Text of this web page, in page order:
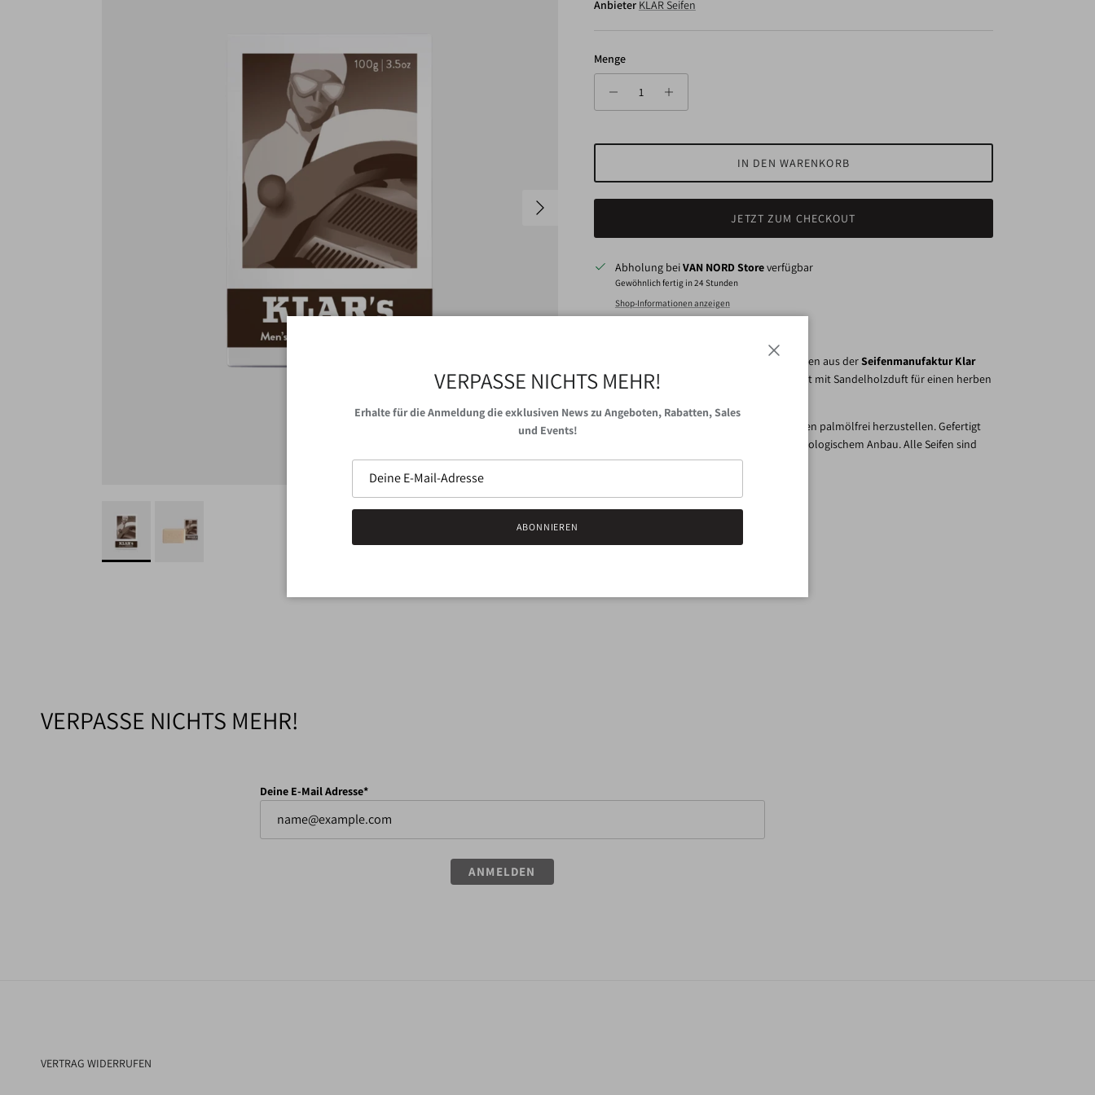
Nächste
Anbieter KLAR Seifen
Menge
IN DEN WARENKORB
JETZT ZUM CHECKOUT
Abholung beiVAN NORD Storeverfügbar
Gewöhnlich fertig in 24 Stunden
Shop-Informationen anzeigen
Eine besondere Seife (nicht nur) für den Herren aus derSeifenmanufaktur Klar
produziert in der Region Heidelberg. Veredelt mit Sandelholzduft für einen herben
Klar Seifen hat sich das Ziel gesetzt, alle Seifen palmölfrei herzustellen. Gefertigt
aus rein pflanzlichen Ölen aus kontrolliert biologischem Anbau. Alle Seifen sind
vegan. Frei von künstlichen Farbstoffen.
100 g Stück
VERPASSE NICHTS MEHR!
Deine E-Mail Adresse*
ANMELDEN
VERTRAG WIDERRUFEN
Schließen
VERPASSE NICHTS MEHR!
Erhalte für die Anmeldung die exklusiven News zu Angeboten, Rabatten, Sales
und Events!
ABONNIEREN